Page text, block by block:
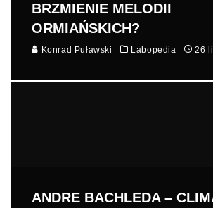
BRZMIENIE MELODII
ORMIAŃSKICH?
Konrad Puławski Labopedia 26
ANDRE BACHLEDA –